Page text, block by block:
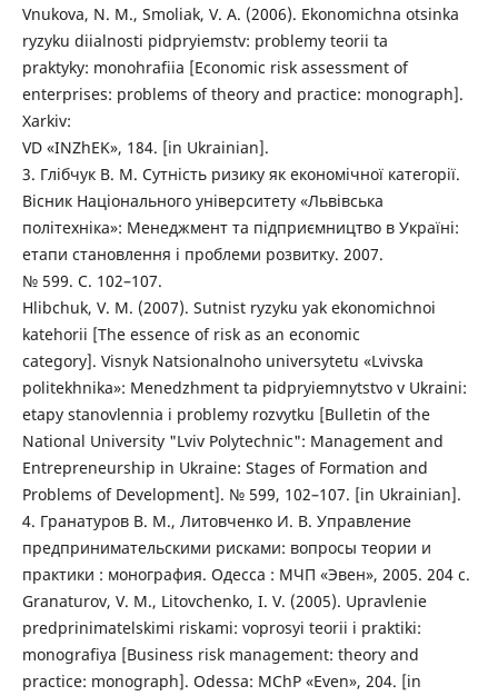
Vnukova, N. M., Smoliak, V. A. (2006). Ekonomichna otsinka
ryzyku diialnosti pidpryiemstv: problemy teorii ta
praktyky: monohrafiia [Economic risk assessment of
enterprises: problems of theory and practice: monograph].
Xarkiv:
VD «INZhEK», 184. [in Ukrainian].
3. Глібчук В. М. Сутність ризику як економічної категорії.
Вісник Національного університету «Львівська
політехніка»: Менеджмент та підприємництво в Україні:
етапи становлення і проблеми розвитку. 2007.
№ 599. С. 102–107.
Hlibchuk, V. M. (2007). Sutnist ryzyku yak ekonomichnoi
katehorii [The essence of risk as an economic
category]. Visnyk Natsionalnoho universytetu «Lvivska
politekhnika»: Menedzhment ta pidpryiemnytstvo v Ukraini:
etapy stanovlennia i problemy rozvytku [Bulletin of the
National University "Lviv Polytechnic": Management and
Entrepreneurship in Ukraine: Stages of Formation and
Problems of Development]. № 599, 102–107. [in Ukrainian].
4. Гранатуров В. М., Литовченко И. В. Управление
предпринимательскими рисками: вопросы теории и
практики : монография. Одесса : МЧП «Эвен», 2005. 204 c.
Granaturov, V. M., Litovchenko, I. V. (2005). Upravlenie
predprinimatelskimi riskami: voprosyi teorii i praktiki:
monografiya [Business risk management: theory and
practice: monograph]. Odessa: MChP «Even», 204. [in